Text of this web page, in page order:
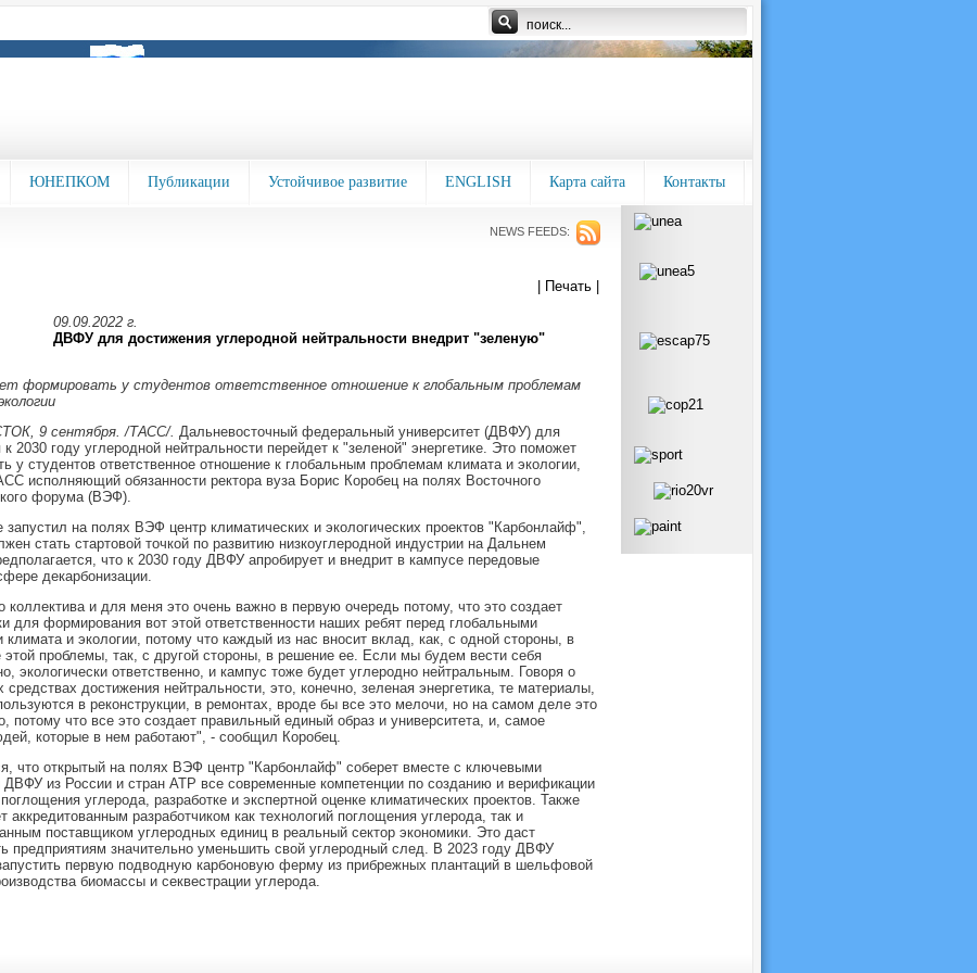
ЮНЕПКОМ Публикации Устойчивое развитие ENGLISH Карта сайта Контакты
NEWS FEEDS:
| Печать |
09.09.2022 г.
ДВФУ для достижения углеродной нейтральности внедрит "зеленую"
формировать у студентов ответственное отношение к глобальным проблемам
9 сентября. /ТАСС/. Дальневосточный федеральный университет (ДВФУ) для
2030 году углеродной нейтральности перейдет к "зеленой" энергетике. Это поможет
у студентов ответственное отношение к глобальным проблемам климата и экологии,
исполняющий обязанности ректора вуза Борис Коробец на полях Восточного
форума (ВЭФ).
на полях ВЭФ центр климатических и экологических проектов "Карбонлайф",
стать стартовой точкой по развитию низкоуглеродной индустрии на Дальнем
что к 2030 году ДВФУ апробирует и внедрит в кампусе передовые
декарбонизации.
коллектива и для меня это очень важно в первую очередь потому, что это создает
для формирования вот этой ответственности наших ребят перед глобальными
климата и экологии, потому что каждый из нас вносит вклад, как, с одной стороны, в
этой проблемы, так, с другой стороны, в решение ее. Если мы будем вести себя
экологически ответственно, и кампус тоже будет углеродно нейтральным. Говоря о
средствах достижения нейтральности, это, конечно, зеленая энергетика, те материалы,
в реконструкции, в ремонтах, вроде бы все это мелочи, но на самом деле это
потому что все это создает правильный единый образ и университета, и, самое
которые в нем работают", - сообщил Коробец.
что открытый на полях ВЭФ центр "Карбонлайф" соберет вместе с ключевыми
ДВФУ из России и стран АТР все современные компетенции по созданию и верификации
углерода, разработке и экспертной оценке климатических проектов. Также
аккредитованным разработчиком как технологий поглощения углерода, так и
поставщиком углеродных единиц в реальный сектор экономики. Это даст
предприятиям значительно уменьшить свой углеродный след. В 2023 году ДВФУ
первую подводную карбоновую ферму из прибрежных плантаций в шельфовой
биомассы и секвестрации углерода.